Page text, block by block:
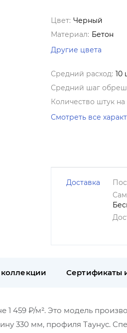
Цвет: Черный
Материал: Бетон
Другие цвета
Средний расход: 10
Средний шаг
Количество штук на
Смотреть все
Доставка
Сертификаты
1 459 ₽/м². Это модель
330 мм, профиля Таунус.